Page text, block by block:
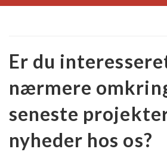
Er du
nærmere
seneste
nyheder hos os?